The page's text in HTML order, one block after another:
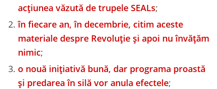
acțiunea văzută de trupele SEALs;
în fiecare an, în decembrie, citim aceste
materiale despre Revoluție și apoi nu învățăm
nimic;
o nouă inițiativă bună, dar programa proastă
și predarea în silă vor anula efectele;